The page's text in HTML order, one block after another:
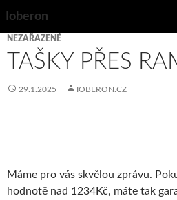
Ioberon
TO
CONTENT
NEZAŘAZENÉ
TAŠKY PŘES
29.1.2025 IOBERON.CZ
Máme pro vás skvělou zprávu.
hodnotě nad 1234Kč, máte tak